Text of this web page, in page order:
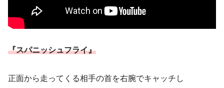
『スパニッシュフライ』
正面から走ってくる相手の首を右腕でキャッチし